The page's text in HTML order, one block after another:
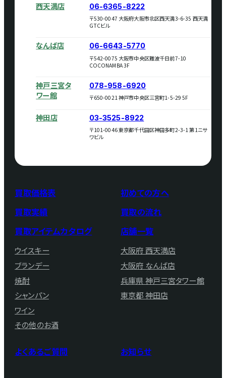
買取価格表
買取実績
買取アイテムカタログ
ウイスキー
ブランデー
焼酎
シャンパン
ワイン
その他のお酒
初めての方へ
買取の流れ
店舗一覧
大阪府 西天満店
大阪府 なんば店
兵庫県 神戸三宮タワー館
東京都 神田店
よくあるご質問 お知らせ
西天満店 06-6365-8222
〒530-0047 大阪府大阪市北区西天満3-6-35 西天満
GTCビル
なんば店 06-6643-5770
〒542-0075 大阪市中央区難波千日前7-10
COCONAMBA 3F
神戸三宮タ
ワー館
078-958-6920
〒650-0021 神戸市中央区三宮町1-5-29 5F
神田店 03-3525-8922
〒101-0046 東京都千代田区神田多町2-3-1 第1ニサ
ワビル